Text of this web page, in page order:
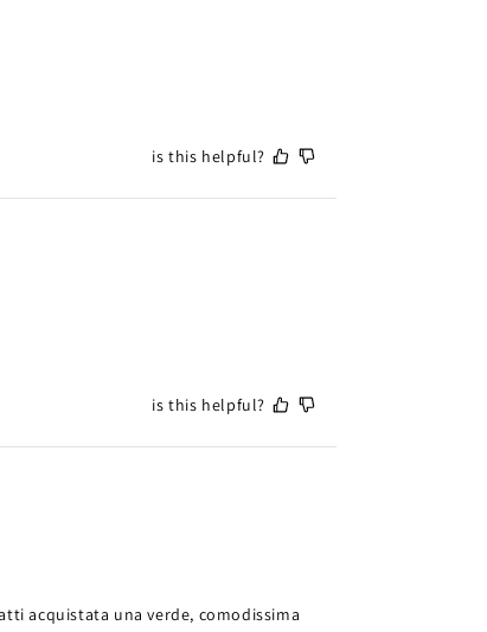
is this helpful?
is this helpful?
acquistata una verde, comodissima